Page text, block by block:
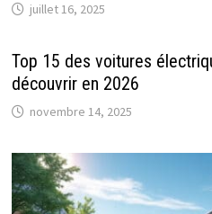
juillet 16, 2025
Top 15 des voitures
découvrir en 2026
novembre 14, 2025